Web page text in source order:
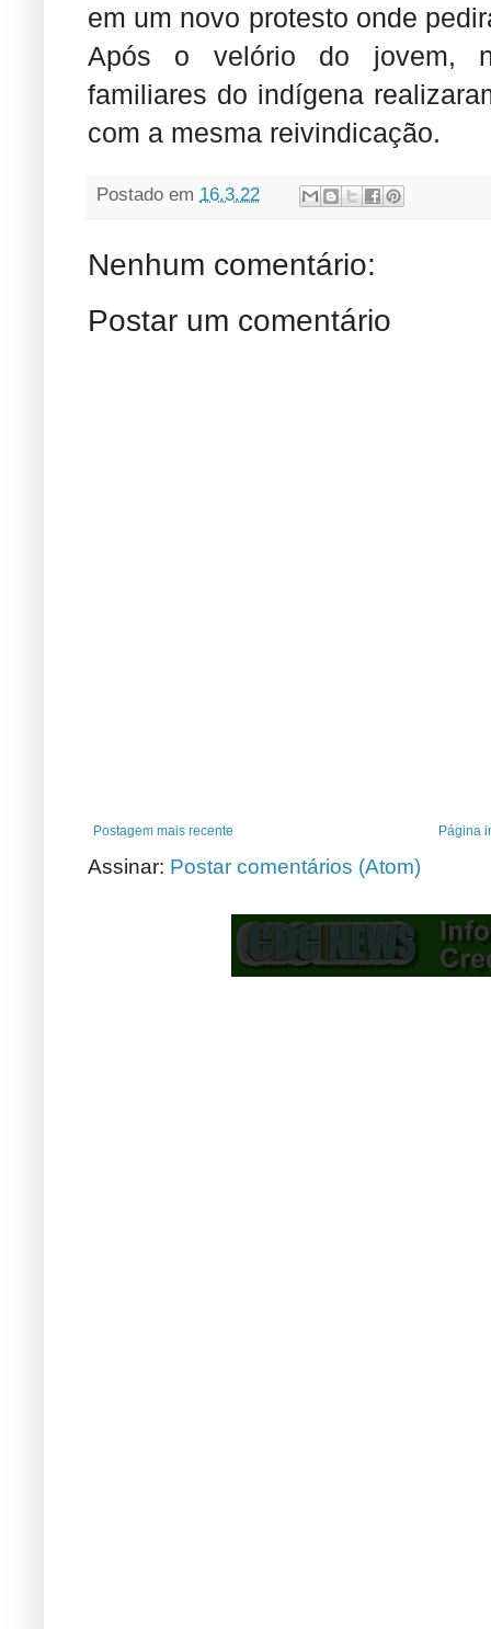
em um novo protesto onde
Após o velório do jovem,
familiares do indígena
com a mesma reivindicação.
Postado em 16.3.22
Nenhum comentário:
Postar um comentário
Postagem mais recente Página
Assinar: Postar comentários (Atom)